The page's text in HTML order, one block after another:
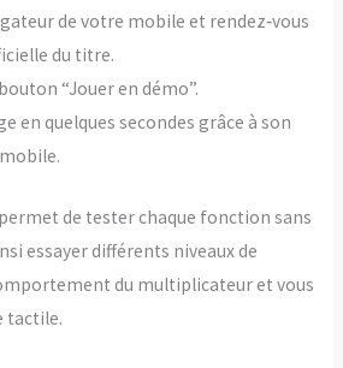
de votre mobile et rendez‑vous
du titre.
“Jouer en démo”.
en quelques secondes grâce à son
de tester chaque fonction sans
essayer différents niveaux de
du multiplicateur et vous
tactile.